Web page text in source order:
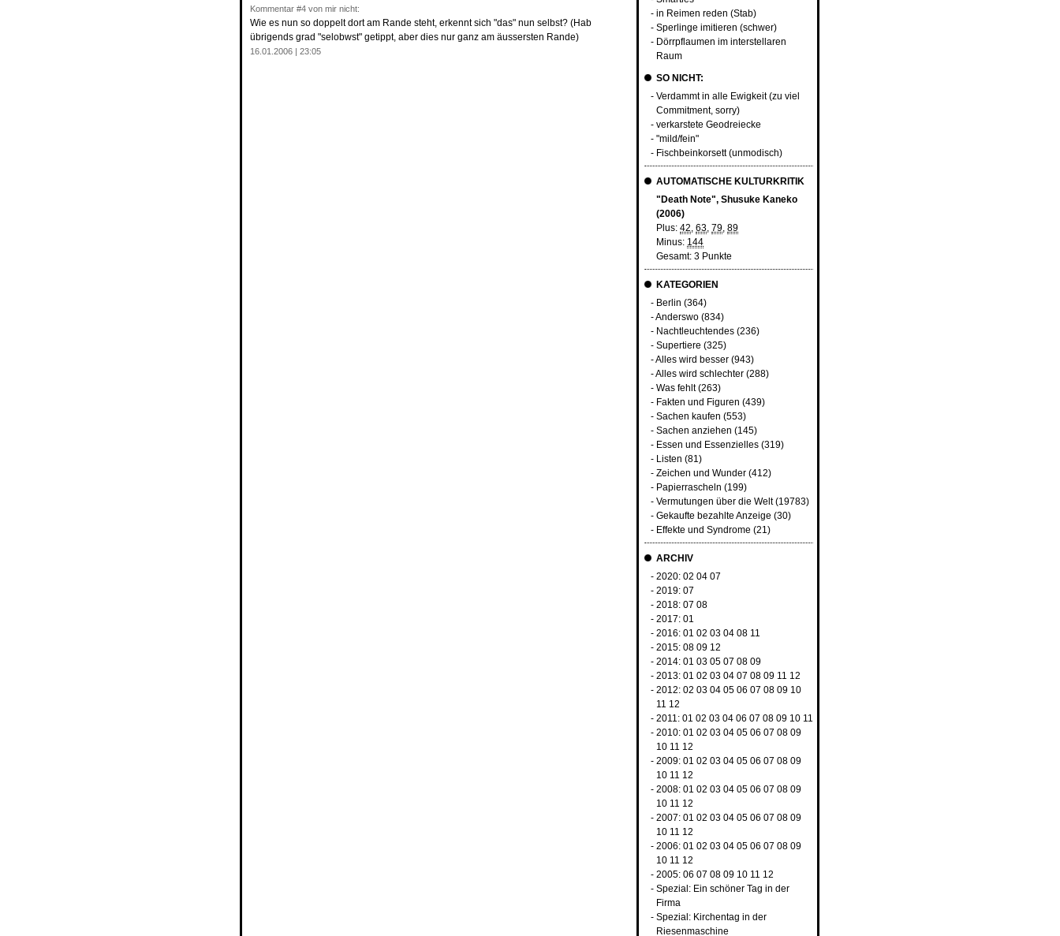
Kommentar #4 von mir nicht:
Wie es nun so doppelt dort am Rande steht, erkennt sich "das" nun selbst? (Hab
übrigends grad "selobwst" getippt, aber dies nur ganz am äussersten Rande)
16.01.2006 | 23:05
- in Reimen reden (Stab)
- Sperlinge imitieren (schwer)
- Dörrpflaumen im interstellaren
Raum
SO NICHT:
- Verdammt in alle Ewigkeit (zu viel
Commitment, sorry)
- verkarstete Geodreiecke
- "mild/fein"
- Fischbeinkorsett (unmodisch)
AUTOMATISCHE KULTURKRITIK
"Death Note", Shusuke Kaneko
(2006)
Plus: 42, 63, 79, 89
Minus: 144
Gesamt: 3 Punkte
KATEGORIEN
- Berlin (364)
-Anderswo(834)
- Nachtleuchtendes(236)
- Supertiere (325)
-Alles wird besser(943)
-Alles wird schlechter(288)
- Was fehlt(263)
- Fakten und Figuren (439)
- Sachen kaufen (553)
- Sachen anziehen (145)
- Essen und Essenzielles(319)
- Listen (81)
- Zeichen und Wunder(412)
- Papierrascheln (199)
- Vermutungen über die Welt(19783)
- Gekaufte bezahlte Anzeige (30)
- Effekte und Syndrome (21)
ARCHIV
- 2020: 02 04 07
- 2019: 07
- 2018: 07 08
- 2017: 01
- 2016: 01 02 03 04 08 11
- 2015: 08 09 12
- 2014: 01 03 05 07 08 09
- 2013: 01 02 03 04 07 08 09 11 12
- 2012: 02 03 04 05 06 07 08 09 10
11 12
- 2011: 01 02 03 04 06 07 08 09 10 11
- 2010: 01 02 03 04 05 06 07 08 09
10 11 12
- 2009: 01 02 03 04 05 06 07 08 09
10 11 12
- 2008: 01 02 03 04 05 06 07 08 09
10 11 12
- 2007: 01 02 03 04 05 06 07 08 09
10 11 12
- 2006: 01 02 03 04 05 06 07 08 09
10 11 12
- 2005: 06 07 08 09 10 11 12
- Spezial: Ein schöner Tag in der
Firma
- Spezial: Kirchentag in der
Riesenmaschine